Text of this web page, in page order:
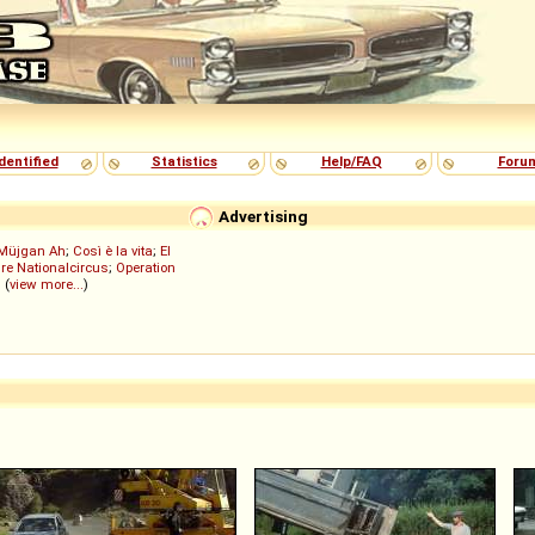
Statistics Help/FAQ
Advertising
Ah; Così è la vita; El
Nationalcircus; Operation
(view more...)